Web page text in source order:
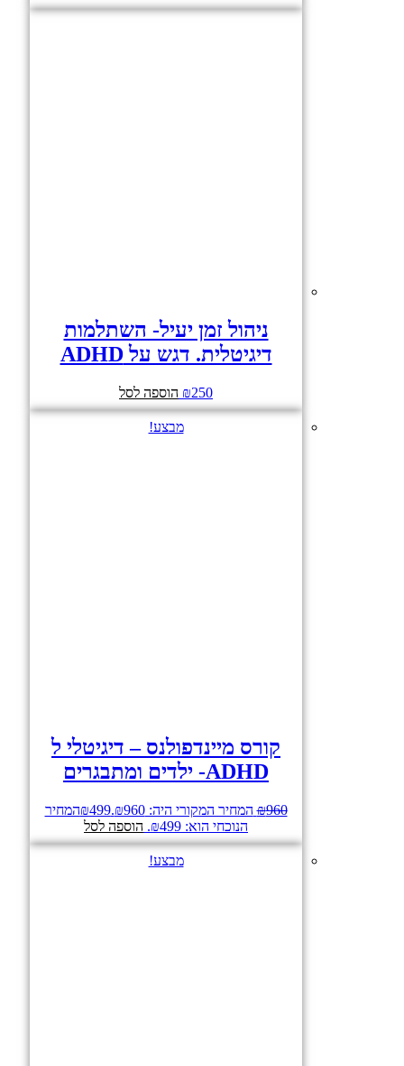
ניהול זמן יעיל- השתלמות
דיגיטלית. דגש על ADHD
₪250 הוספה לסל
מבצע!
קורס מיינדפולנס – דיגיטלי ל
ADHD- ילדים ומתבגרים
₪960 המחיר המקורי היה: ₪960. ₪499
המחיר
הנוכחי הוא: ₪499.
הוספה לסל
מבצע!